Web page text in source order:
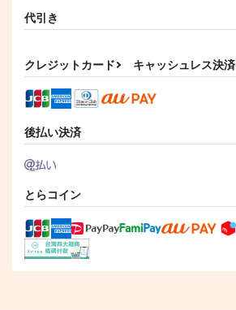
代引き
クレジットカード キャッシュレス決済
後払い決済
とらコイン